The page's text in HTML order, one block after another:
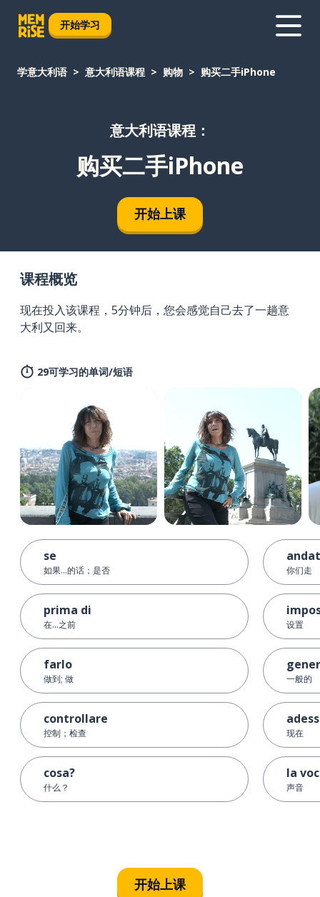
开始学习
学意大利语 意大利语课程 购物 购买二手iPhone
意大利语课程：
购买二手iPhone
开始上课
课程概览
现在投入该课程，5分钟后，您会感觉自己去了一趟意
大利又回来。
29可学习的单词/短语
se
如果...的话；是否
prima di
在...之前
farlo
做到; 做
controllare
控制；检查
cosa?
什么？
你们走
设置
一般的
现在
la
声音
开始上课